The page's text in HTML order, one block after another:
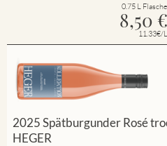
0.75 L Flasche
8,50 €
11.33€/L
2025 Spätburgunder Rosé
HEGER